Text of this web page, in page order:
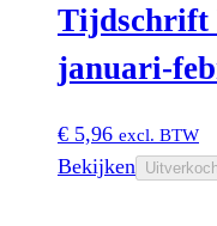
Tijdschrift
januari-
€ 5,96 excl. BTW
Bekijken